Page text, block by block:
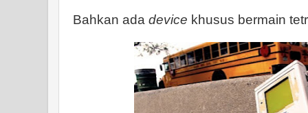
Bahkan ada device khusus bermain